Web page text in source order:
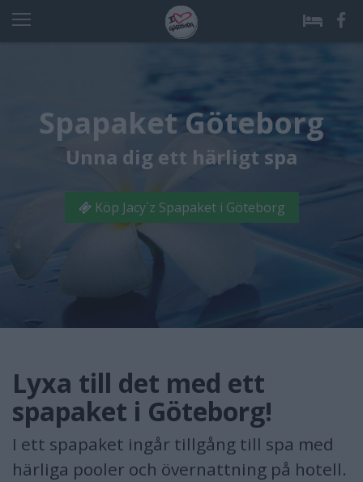
Spapaket Göteborg
Unna dig ett härligt spa
Köp Jacy´z Spapaket i Göteborg
Lyxa till det med ett
spapaket i Göteborg!
I ett spapaket ingår tillgång till spa med
härliga pooler och övernattning på hotell.